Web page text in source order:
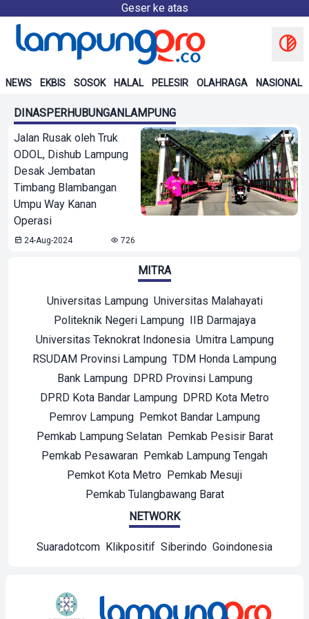
Geser ke atas
NEWS EKBIS SOSOK HALAL PELESIR OLAHRAGA NASIONAL
DINASPERHUBUNGANLAMPUNG
Jalan Rusak oleh Truk
ODOL, Dishub Lampung
Desak Jembatan
Timbang Blambangan
Umpu Way Kanan
Operasi
24-Aug-2024 726
MITRA
Universitas Lampung Universitas Malahayati
Politeknik Negeri Lampung IIB Darmajaya
Universitas Teknokrat Indonesia Umitra Lampung
RSUDAM Provinsi Lampung TDM Honda Lampung
Bank Lampung DPRD Provinsi Lampung
DPRD Kota Bandar Lampung DPRD Kota Metro
Pemrov Lampung Pemkot Bandar Lampung
Pemkab Lampung Selatan Pemkab Pesisir Barat
Pemkab Pesawaran Pemkab Lampung Tengah
Pemkot Kota Metro Pemkab Mesuji
Pemkab Tulangbawang Barat
NETWORK
Suaradotcom Klikpositif Siberindo Goindonesia